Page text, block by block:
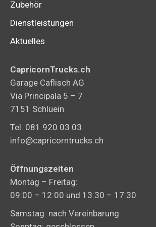
Zubehör
Dienstleistungen
Aktuelles
CapricornTrucks.ch
Garage Caflisch AG
Via Principala 5 – 7
7151 Schluein
Tel. 081 920 03 03
info@capricorntrucks.ch
Öffnungszeiten
Montag – Freitag:
09:00 – 12:00 und 13:30 – 17:30
Samstag: nach Vereinbarung